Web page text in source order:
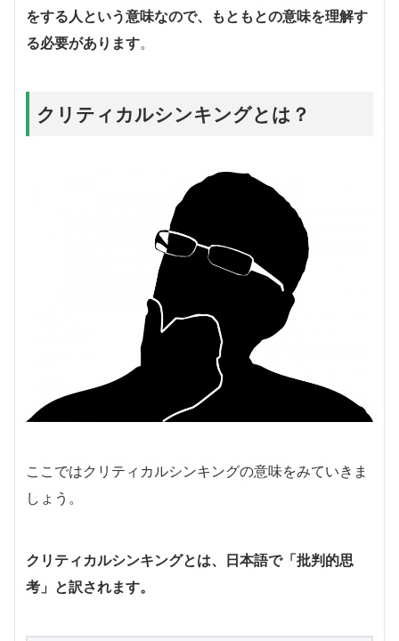
をする人という意味なので、もともとの意味を理解す
る必要があります。
クリティカルシンキングとは？
ここではクリティカルシンキングの意味をみていきま
しょう。
クリティカルシンキングとは、日本語で「批判的思
考」と訳されます。